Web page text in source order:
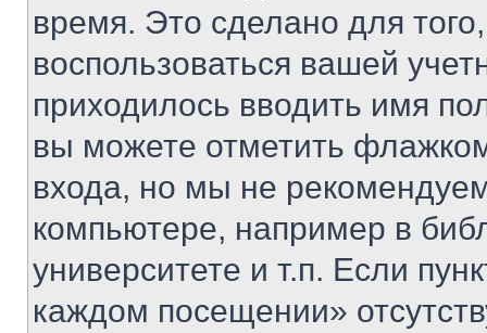
время. Это сделано для
воспользоваться вашей
приходилось вводить имя
вы можете отметить
входа, но мы не
компьютере, например в
университете и т.п. Если
каждом посещении»